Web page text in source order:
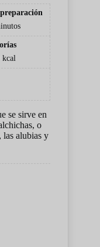
kcal
se sirve en
o
las alubias y